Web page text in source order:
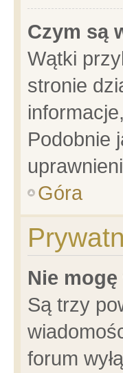
Czym są
Wątki
stronie
Podobnie
Góra
Nie
Są trzy
forum